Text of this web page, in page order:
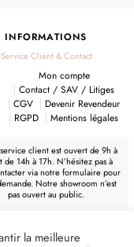
INFORMATIONS
Service Client & Contact
Mon compte
Contact / SAV / Litiges
CGV
Devenir Revendeur
RGPD
Mentions légales
client est ouvert de 9h à
de 14h à 17h. N’hésitez pas à
via notre formulairepour
Notre showroom n’est
pas ouvert au public.
la meilleure